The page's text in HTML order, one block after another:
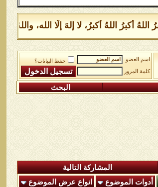
اللهُ أكبرُ اللهُ أكبرُ، لا إلهَ إلَّا الله،
اسم العضو
حفظ البيانات؟
كلمة المرور
البحث
المشاركة التالية
أدوات الموضوع
انواع عرض الموضوع